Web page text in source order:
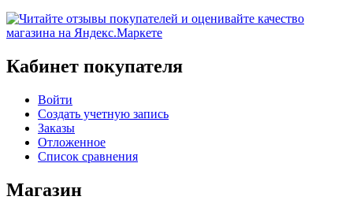
Кабинет покупателя
Войти
Создать учетную запись
Заказы
Отложенное
Список сравнения
Магазин